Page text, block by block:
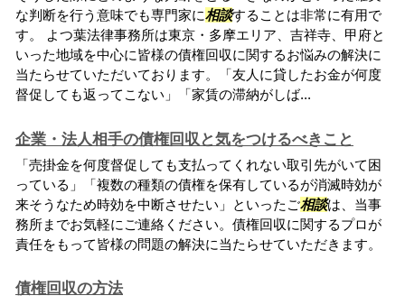
な判断を行う意味でも専門家に相談することは非常に有用で
す。 よつ葉法律事務所は東京・多摩エリア、吉祥寺、甲府と
いった地域を中心に皆様の債権回収に関するお悩みの解決に
当たらせていただいております。「友人に貸したお金が何度
督促しても返ってこない」「家賃の滞納がしば...
企業・法人相手の債権回収と気をつけるべきこと
「売掛金を何度督促しても支払ってくれない取引先がいて困
っている」「複数の種類の債権を保有しているが消滅時効が
来そうなため時効を中断させたい」といったご相談は、当事
務所までお気軽にご連絡ください。債権回収に関するプロが
責任をもって皆様の問題の解決に当たらせていただきます。
債権回収の方法